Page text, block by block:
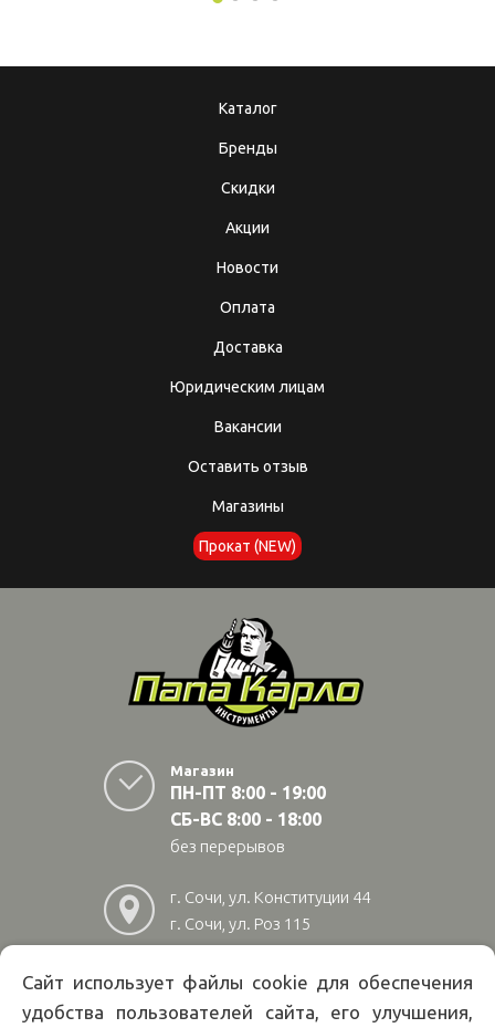
Каталог
Бренды
Скидки
Акции
Новости
Оплата
Доставка
Юридическим лицам
Вакансии
Оставить отзыв
Магазины
Прокат (NEW)
Магазин
ПН-ПТ 8:00 - 19:00
СБ-ВС 8:00 - 18:00
без перерывов
г. Сочи, ул. Конституции 44
г. Сочи, ул. Роз 115
г. Адлер, ул Авиационная
28/10
Сайт использует файлы cookie для обеспечения
удобства пользователей сайта, его улучшения,